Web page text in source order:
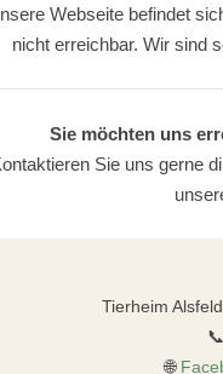
Webseite befindet
nicht erreichbar. Wir sind
Sie möchten uns
Sie uns gerne
Tierheim
📞
🌐